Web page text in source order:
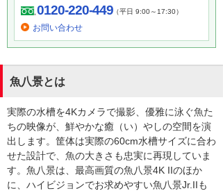
0120-220-449（平日 9:00～17:30）
お問い合わせ
魚八景とは
実際の水槽を4Kカメラで撮影、優雅に泳ぐ魚た
ちの映像が、鮮やかな癒（い）やしの空間を演
出します。筐体は実際の60cm水槽サイズに合わ
せた設計で、魚の大きさも忠実に再現していま
す。魚八景は、最高画質の魚八景4K IIのほか
に、ハイビジョンでお求めやすい魚八景Jr.IIも